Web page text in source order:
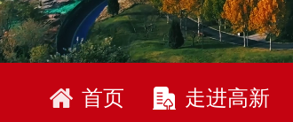
首页 走进高新